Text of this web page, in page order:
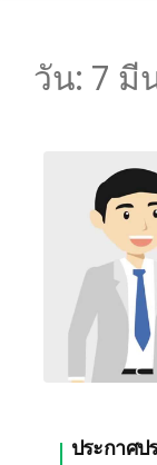
วัน: 7 มี
ประกาศป